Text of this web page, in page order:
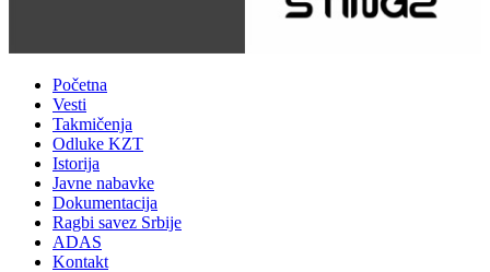
Početna
Vesti
Takmičenja
Odluke KZT
Istorija
Javne nabavke
Dokumentacija
Ragbi savez Srbije
ADAS
Kontakt